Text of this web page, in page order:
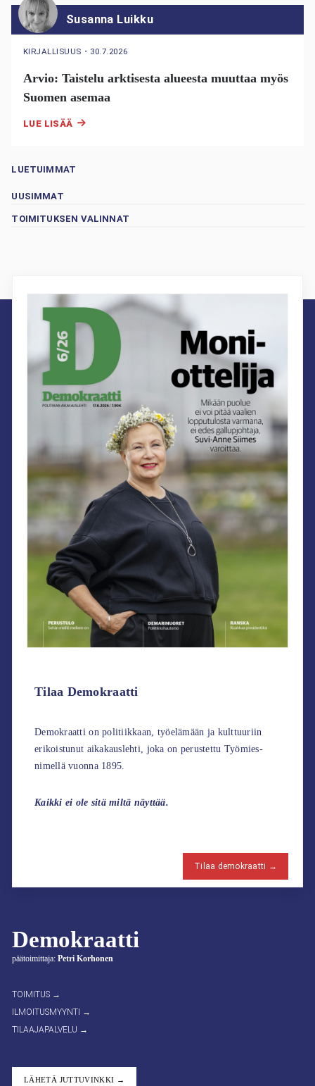
Susanna Luikku
KIRJALLISUUS ・ 30.7.2026
Arvio: Taistelu arktisesta alueesta muuttaa myös
Suomen asemaa
LUE LISÄÄ
LUETUIMMAT
UUSIMMAT
TOIMITUKSEN VALINNAT
Demokraatti
päätoimittaja: Petri Korhonen
TOIMITUS →
ILMOITUSMYYNTI →
TILAAJAPALVELU →
LÄHETÄ JUTTUVINKKI →
Tilaa Demokraatti
Demokraatti on politiikkaan, työelämään ja kulttuuriin
erikoistunut aikakauslehti, joka on perustettu Työmies-
nimellä vuonna 1895.
Kaikki ei ole sitä miltä näyttää.
Tilaa demokraatti →